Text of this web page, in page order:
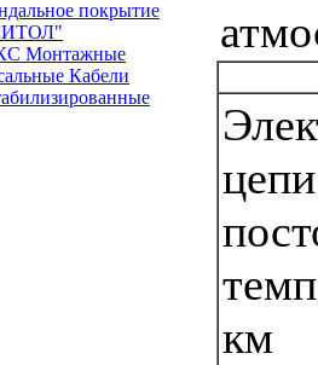
покрытие
Монтажные
Кабели
км